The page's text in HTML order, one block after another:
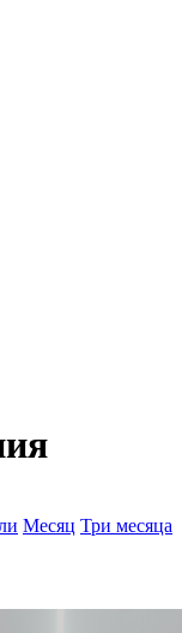
Месяц Три месяца